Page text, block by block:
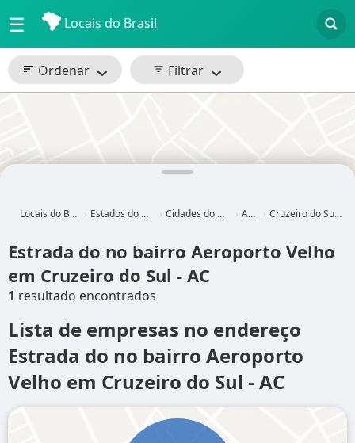
☰ Locais do Brasil
Ordenar Filtrar
Locais do Brasil Estados do Brasil Cidades do Brasil Acre Cruzeiro do Sul - AC
Estrada do no bairro Aeroporto Velho
em Cruzeiro do Sul - AC
1 resultado encontrados
Lista de empresas no endereço
Estrada do no bairro Aeroporto
Velho em Cruzeiro do Sul - AC